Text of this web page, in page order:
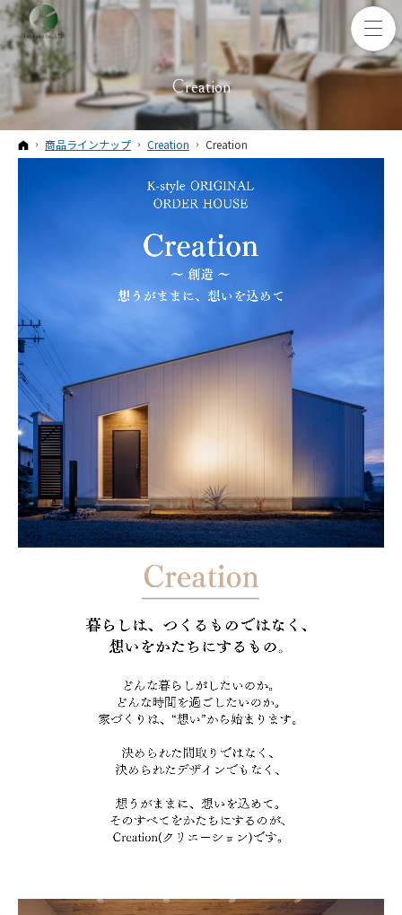
Creation
ホーム
商品ラインナップ Creation Creation